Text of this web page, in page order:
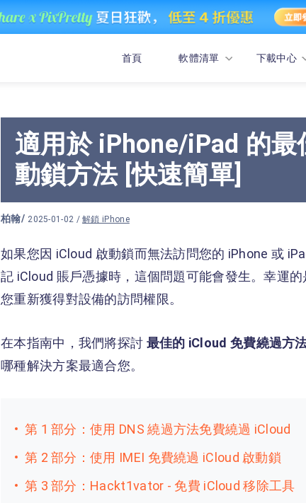
首頁 軟體清單 下載中心
適用於 iPhone/iPad 的
動鎖方法 [快速簡單]
柏翰/ 2025-01-02 /解鎖 iPhone
如果您因 iCloud 啟動鎖而無法訪問您的 iPhone 或
記 iCloud 賬戶憑據時，這個問題可能會發生。幸運
您重新獲得對設備的訪問權限。
在本指南中，我們將探討 最佳的 iCloud 免費繞過方
哪種解決方案最適合您。
第 1 部分：使用 DNS 繞過方法免費繞過 iCloud
第 2 部分：使用 IMEI 免費繞過 iCloud 啟動鎖
第 3 部分：Hackt1vator - 免費 iCloud 移除工具